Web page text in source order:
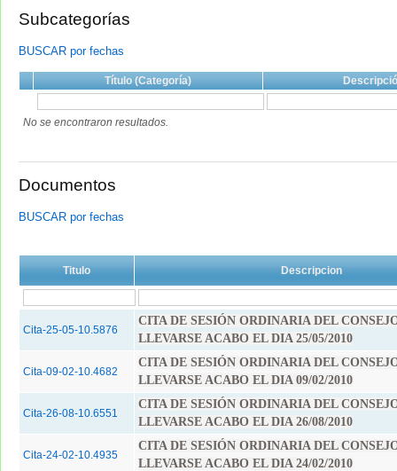
Subcategorías
BUSCAR por fechas
Título (Categoría)
No se encontraron resultados.
Documentos
BUSCAR por fechas
Titulo Descripcion
Cita-25-05-10.5876
CITA DE SESIÓN ORDINARIA DEL
LLEVARSE ACABO EL DIA 25/05/2010
Cita-09-02-10.4682
CITA DE SESIÓN ORDINARIA DEL
LLEVARSE ACABO EL DIA 09/02/2010
Cita-26-08-10.6551
CITA DE SESIÓN ORDINARIA DEL
LLEVARSE ACABO EL DIA 26/08/2010
Cita-24-02-10.4935
CITA DE SESIÓN ORDINARIA DEL
LLEVARSE ACABO EL DIA 24/02/2010